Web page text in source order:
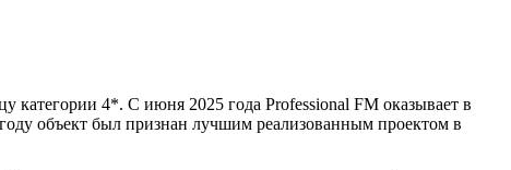
4*. С июня 2025 года Professional FM оказывает в
объект был признан лучшим реализованным проектом в